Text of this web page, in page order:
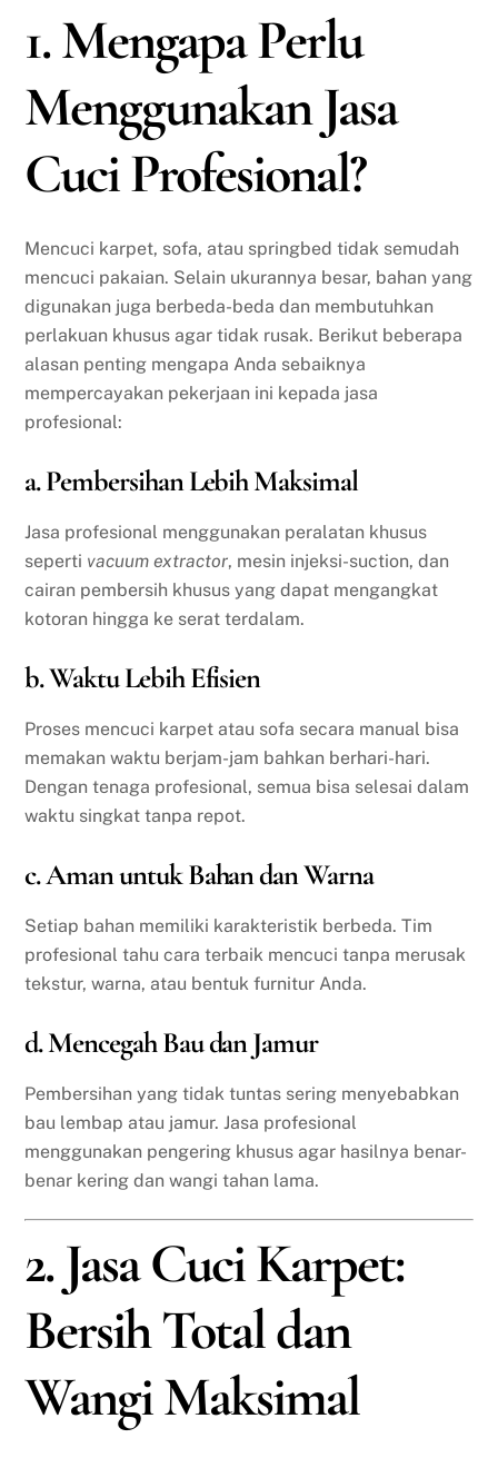
1. Mengapa Perlu
Menggunakan Jasa
Cuci Profesional?
Mencuci karpet, sofa, atau springbed tidak semudah
mencuci pakaian. Selain ukurannya besar, bahan yang
digunakan juga berbeda-beda dan membutuhkan
perlakuan khusus agar tidak rusak. Berikut beberapa
alasan penting mengapa Anda sebaiknya
mempercayakan pekerjaan ini kepada jasa
profesional:
a. Pembersihan Lebih Maksimal
Jasa profesional menggunakan peralatan khusus
seperti vacuum extractor, mesin injeksi-suction, dan
cairan pembersih khusus yang dapat mengangkat
kotoran hingga ke serat terdalam.
b. Waktu Lebih Efisien
Proses mencuci karpet atau sofa secara manual bisa
memakan waktu berjam-jam bahkan berhari-hari.
Dengan tenaga profesional, semua bisa selesai dalam
waktu singkat tanpa repot.
c. Aman untuk Bahan dan Warna
Setiap bahan memiliki karakteristik berbeda. Tim
profesional tahu cara terbaik mencuci tanpa merusak
tekstur, warna, atau bentuk furnitur Anda.
d. Mencegah Bau dan Jamur
Pembersihan yang tidak tuntas sering menyebabkan
bau lembap atau jamur. Jasa profesional
menggunakan pengering khusus agar hasilnya benar-
benar kering dan wangi tahan lama.
2. Jasa Cuci Karpet:
Bersih Total dan
Wangi Maksimal